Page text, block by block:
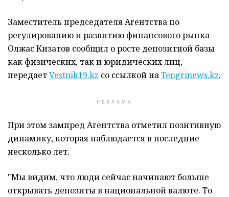
Заместитель председателя Агентства по
регулированию и развитию финансового рынка
Олжас Кизатов сообщил о росте депозитной базы
как физических, так и юридических лиц,
передаетVestnik19.kz со ссылкой наTengrinews.kz.
РЕКЛАМА
При этом зампред Агентства отметил позитивную
динамику, которая наблюдается в последние
несколько лет.
"Мы видим, что люди сейчас начинают больше
открывать депозиты в национальной валюте. То